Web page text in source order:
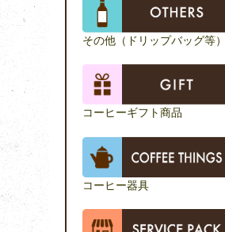
その他（ドリップバッグ等）
コーヒーギフト商品
コーヒー器具